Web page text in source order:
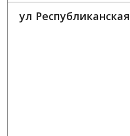
ул Республиканская